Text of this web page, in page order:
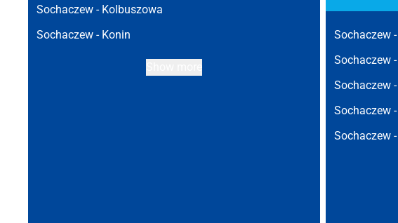
Sochaczew - Kolbuszowa
Sochaczew - Konin Sochaczew -
Sochaczew -
Sochaczew -
Sochaczew -
Sochaczew -